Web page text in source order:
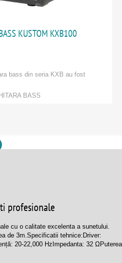
KUSTOM KXB100
bass din seria KXB au fost
BASS
profesionale
cu o calitate excelenta a sunetului.
de 3m.Specificatii tehnice:Driver:
20-22,000 HzImpedanta: 32 ΩPuterea